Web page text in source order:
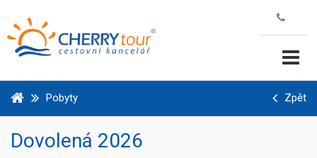
Pobyty Zpět
Dovolená 2026